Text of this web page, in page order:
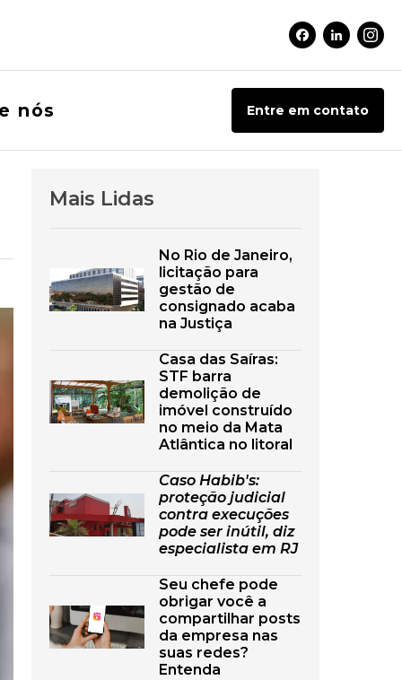
Facebook
Linkedin
nós Entre em contato
Mais Lidas
No Rio de Janeiro,
licitação para
gestão de
consignado acaba
na Justiça
Casa das Saíras:
STF barra
demolição de
imóvel construído
no meio da Mata
Atlântica no litoral
Caso Habib's:
proteção judicial
contra execuções
pode ser inútil, diz
especialista em RJ
Seu chefe pode
obrigar você a
compartilhar posts
da empresa nas
suas redes?
Entenda